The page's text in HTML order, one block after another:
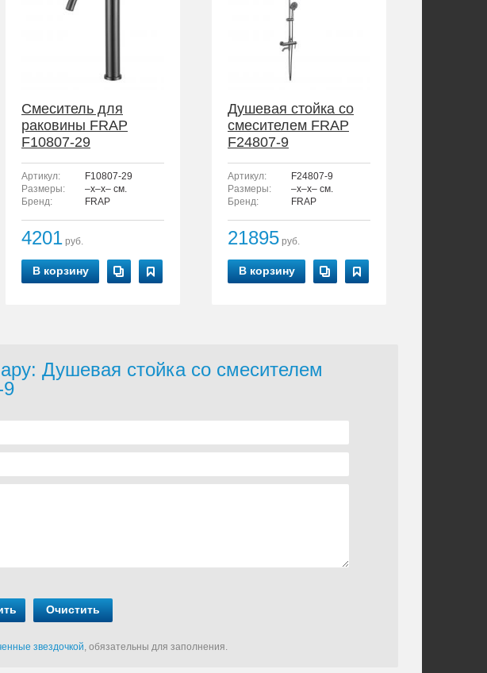
Смеситель для
раковины FRAP
F10807-29
Артикул:
F10807-29
Размеры:
–x–x– см.
Бренд:
FRAP
4201 руб.
В корзину
Душевая стойка со
смесителем FRAP
F24807-9
Артикул:
F24807-9
Размеры:
–x–x– см.
Бренд:
FRAP
21895 руб.
В корзину
Душевая стойка со смесителем
9
Очистить
звездочкой, обязательны для заполнения.